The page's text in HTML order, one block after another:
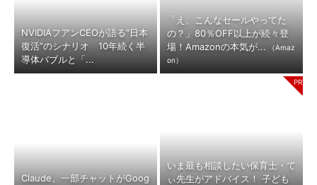
NVIDIAフアンCEOが語る“日本
復活”のシナリオ 10年続く半
導体バブルと「...
「え、こんなセールやってた
の？」80％OFF以上が続々登
場！Amazonの本気が...
（Amaz
on）
Claude、一部チャットがGoog
いま最も相談したい保育士・て
ぃ先生がアドバイス！ 子ども